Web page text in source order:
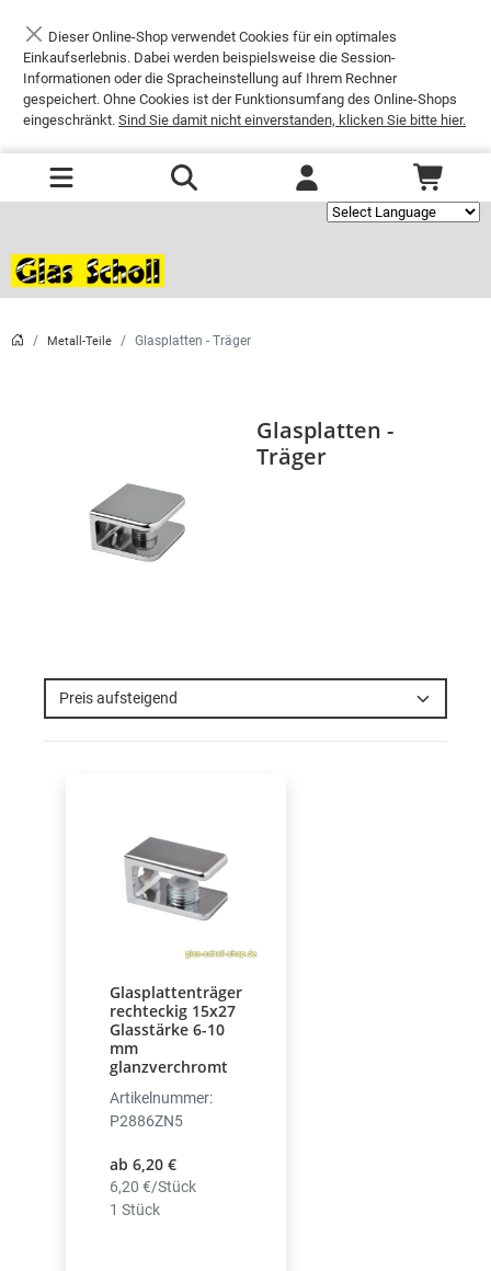
Schließen
Dieser Online-Shop verwendet Cookies für ein optimales
Einkaufserlebnis. Dabei werden beispielsweise die Session-
Informationen oder die Spracheinstellung auf Ihrem Rechner
gespeichert. Ohne Cookies ist der Funktionsumfang des Online-Shops
eingeschränkt. Sind Sie damit nicht einverstanden, klicken Sie bitte hier.
Metall-Teile Glasplatten - Träger
Glasplatten -
Träger
Preis aufsteigend
Glasplattenträger
rechteckig 15x27
Glasstärke 6-10
mm
glanzverchromt
Artikelnummer:
P2886ZN5
ab 6,20 €
6,20 €/Stück
1 Stück